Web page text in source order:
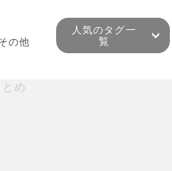
の他
人気のタグ一
覧
め